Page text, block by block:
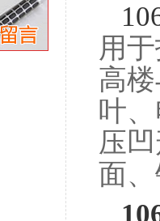
用
高
叶
压
面